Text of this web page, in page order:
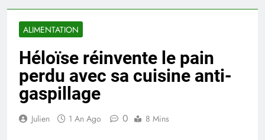
ALIMENTATION
Héloïse réinvente le pain
perdu avec sa cuisine anti-
gaspillage
Julien 1 An Ago 0 8 Mins